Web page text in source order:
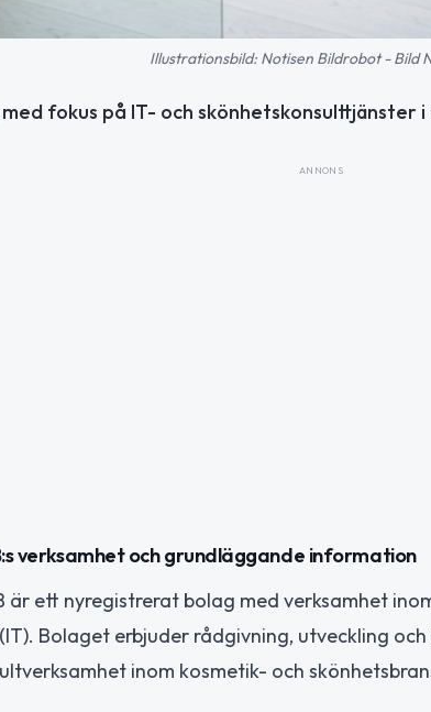
Illustrationsbild: Notisen Bildrobot - Bild
fokus på IT- och skönhetskonsulttjänster i
ANNONS
verksamhet och grundläggande information
är ett nyregistrerat bolag med verksamhet
Bolaget erbjuder rådgivning, utveckling
inom kosmetik- och